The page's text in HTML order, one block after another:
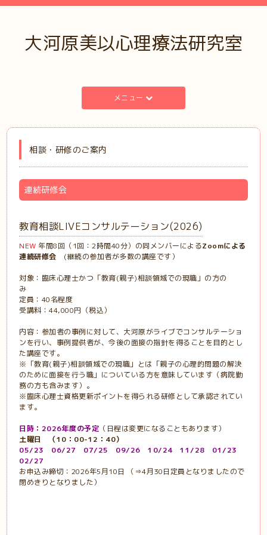
大河原美以心理療法研究室
メニュー
相談・研修のご案内
連続研修会
教育相談LIVEコンサルテーション(2026)
NEW 年間8回（1回：2時間40分）の同メンバーによるZoomによる
連続研修会 (継続の参加者が多数の講座です）
対象：臨床心理士かつ「教育(親子)相談領域での現職」の方の
み
定員：40名程度
受講料：44,000円（税込）
内容：参加者の事例に対して、大河原がライブでコンサルテーショ
ンを行い、事例提供者が、今後の面接の指針を得ることを目的とし
た講座です。
※「教育(親子)相談領域での現職」とは「親子の心理的問題の解決
のために面接を行う職」についている方を意味しています（病院勤
務の方も含みます）。
※臨床心理士資格更新ポイントを得られる研修として承認されてい
ます。
日時：2026年度の予定 （日程は変更になることもあります）
土曜日 （10：00-12：40）
05/23 06/27 07/25 09/26 10/24 11/28 01/23
02/27
お申込み締切：2026年5月10日 （⇒4月30日定員となりましたので
閉めきりとなりました）